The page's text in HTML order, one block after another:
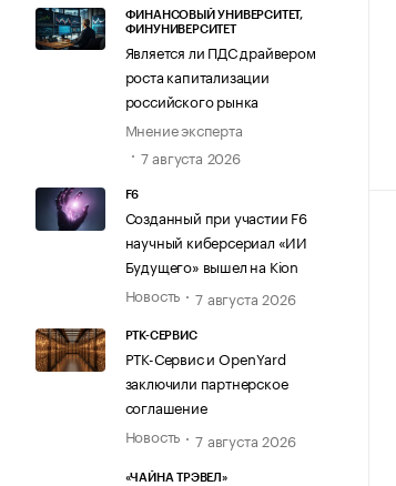
ФИНАНСОВЫЙ УНИВЕРСИТЕТ,
ФИНУНИВЕРСИТЕТ
Является ли ПДС драйвером
роста капитализации
российского рынка
Мнение эксперта
7 августа 2026
F6
Созданный при участии F6
научный киберсериал «ИИ
Будущего» вышел на Kion
Новость
7 августа 2026
РТК-СЕРВИС
РТК-Сервис и OpenYard
заключили партнерское
соглашение
Новость
7 августа 2026
«ЧАЙНА ТРЭВЕЛ»